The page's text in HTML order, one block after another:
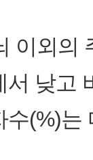
이외의
낮고
(%)는